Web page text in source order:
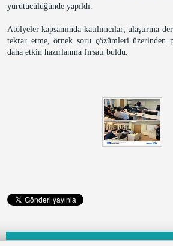
yürütücülüğünde yapıldı.
Atölyeler kapsamında katılımcılar; ulaştırma
tekrar etme, örnek soru çözümleri üzerinden
daha etkin hazırlanma fırsatı buldu.